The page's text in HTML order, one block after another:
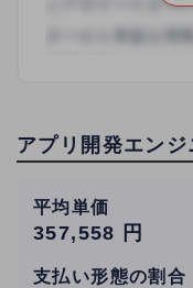
アプリ開発エン
平均単価
357,558 円
支払い形態の割合